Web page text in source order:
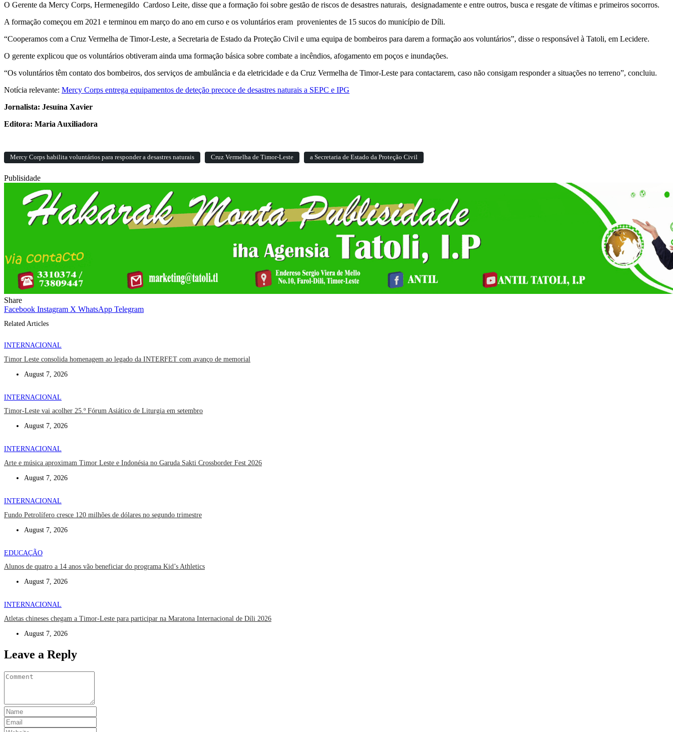
O Gerente da Mercy Corps, Hermenegildo Cardoso Leite, disse que a formação foi sobre gestão de riscos de desastres naturais, designadamente e entre outros, busca e resgate de vítimas e primeiros socorros.
A formação começou em 2021 e terminou em março do ano em curso e os voluntários eram provenientes de 15 sucos do município de Díli.
“Cooperamos com a Cruz Vermelha de Timor-Leste, a Secretaria de Estado da Proteção Civil e uma equipa de bombeiros para darem a formação aos voluntários”, disse o responsável à Tatoli, em Lecidere.
O gerente explicou que os voluntários obtiveram ainda uma formação básica sobre combate a incêndios, afogamento em poços e inundações.
“Os voluntários têm contato dos bombeiros, dos serviços de ambulância e da eletricidade e da Cruz Vermelha de Timor-Leste para contactarem, caso não consigam responder a situações no terreno”, concluiu.
Notícia relevante: Mercy Corps entrega equipamentos de deteção precoce de desastres naturais a SEPC e IPG
Jornalista: Jesuína Xavier
Editora: Maria Auxiliadora
Mercy Corps habilita voluntários para responder a desastres naturais Cruz Vermelha de Timor-Leste a Secretaria de Estado da Proteção Civil
Publisidade
Share
Facebook Instagram X WhatsApp Telegram
Related Articles
INTERNACIONAL
Timor Leste consolida homenagem ao legado da INTERFET com avanço de memorial
August 7, 2026
INTERNACIONAL
Timor-Leste vai acolher 25.º Fórum Asiático de Liturgia em setembro
August 7, 2026
INTERNACIONAL
Arte e música aproximam Timor Leste e Indonésia no Garuda Sakti Crossborder Fest 2026
August 7, 2026
INTERNACIONAL
Fundo Petrolífero cresce 120 milhões de dólares no segundo trimestre
August 7, 2026
EDUCAÇÃO
Alunos de quatro a 14 anos vão beneficiar do programa Kid’s Athletics
August 7, 2026
INTERNACIONAL
Atletas chineses chegam a Timor-Leste para participar na Maratona Internacional de Díli 2026
August 7, 2026
Leave a Reply